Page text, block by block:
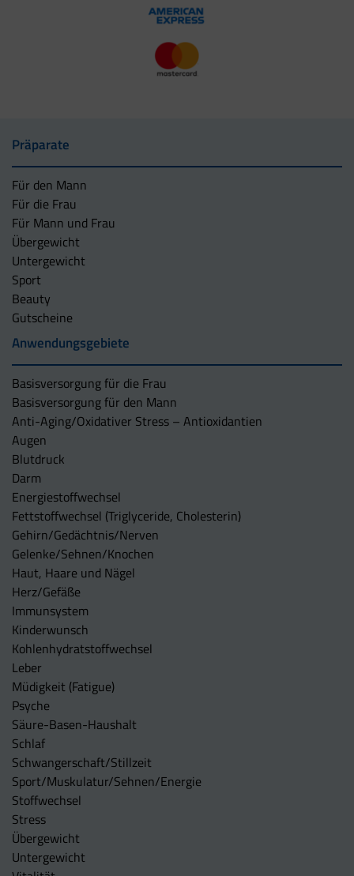
Präparate
Für den Mann
Für die Frau
Für Mann und Frau
Übergewicht
Untergewicht
Sport
Beauty
Gutscheine
Anwendungsgebiete
Basisversorgung für die Frau
Basisversorgung für den Mann
Anti-Aging/Oxidativer Stress – Antioxidantien
Augen
Blutdruck
Darm
Energiestoffwechsel
Fettstoffwechsel (Triglyceride, Cholesterin)
Gehirn/Gedächtnis/Nerven
Gelenke/Sehnen/Knochen
Haut, Haare und Nägel
Herz/Gefäße
Immunsystem
Kinderwunsch
Kohlenhydratstoffwechsel
Leber
Müdigkeit (Fatigue)
Psyche
Säure-Basen-Haushalt
Schlaf
Schwangerschaft/Stillzeit
Sport/Muskulatur/Sehnen/Energie
Stoffwechsel
Stress
Übergewicht
Untergewicht